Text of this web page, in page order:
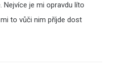
Nejvíce je mi opravdu líto
to vůči nim příjde dost